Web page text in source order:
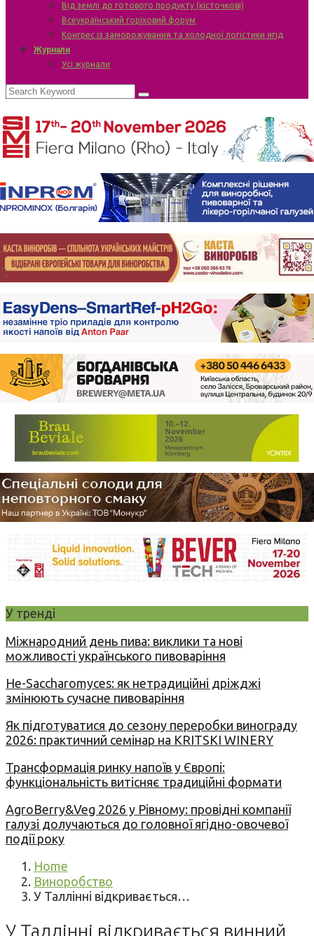
Від землі до готового продукту (кісточкові)
Всеукраїнський горіховий форум
Конгрес із заморожування та холодної логістики ягід
Журнали
Усі журнали
У тренді
Міжнародний день пива: виклики та нові
можливості українського пивоваріння
Не-Saccharomyces: як нетрадиційні дріжджі
змінюють сучасне пивоваріння
Як підготуватися до сезону переробки винограду
2026: практичний семінар на KRITSKI WINERY
Трансформація ринку напоїв у Європі:
функціональність витісняє традиційні формати
AgroBerry&Veg 2026 у Рівному: провідні компанії
галузі долучаються до головної ягідно-овочевої
події року
Home
Виноробство
У Таллінні відкривається…
У Таллінні відкривається винний